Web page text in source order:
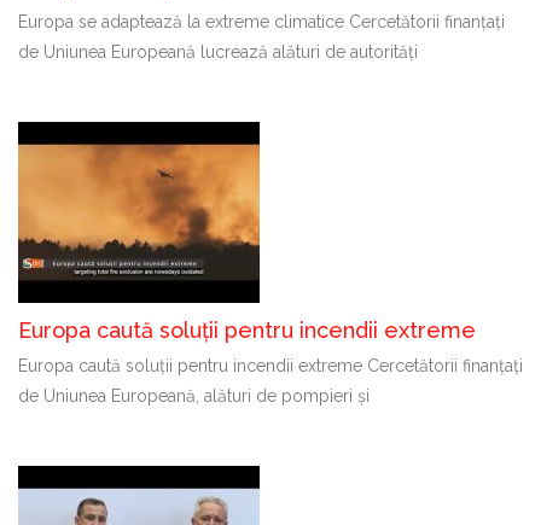
Europa se adaptează la extreme climatice Cercetătorii finanțați
de Uniunea Europeană lucrează alături de autorități
Europa caută soluții pentru incendii extreme
Europa caută soluții pentru incendii extreme Cercetătorii finanțați
de Uniunea Europeană, alături de pompieri și